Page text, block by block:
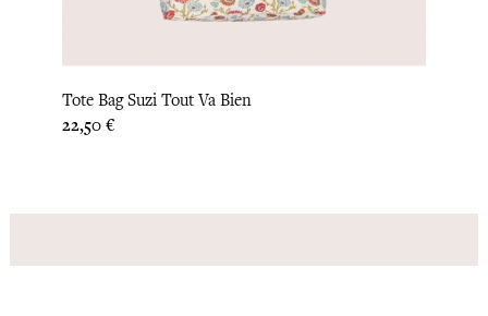
Tote Bag Suzi Tout Va Bien
Prix
22,50 €